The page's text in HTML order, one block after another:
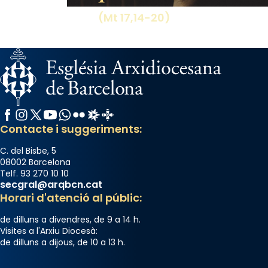
missa d’acció de gràcies en agraïment al
comitè organitzador de la visita apostòlica
col·laboradors, a la Catedral de Barcelona.
L’arquebisbe de Barcelona, el cardenal Joan
Josep Omella, ha presidit la missa i l’ha
concelebrat el bisbe auxiliar de Barcelona,
Mons. David Abadías.
Photo
View on Facebook Share
Arquebisbat de Barcelona
2 weeks ago
Memòria de les santes Juliana i
(Mt 17,14-20)
Facebook
Instagram
X / Twitter
YouTube
WhatsApp
FlickrRadio Estel
Catalunya Cristiana
Contacte i suggeriments:
C. del Bisbe, 5
08002 Barcelona
Telf. 93 270 10 10
secgral@arqbcn.cat
Horari d'atenció al públic:
de dilluns a divendres, de 9 a 14 h.
Visites a l'Arxiu Diocesà:
de dilluns a dijous, de 10 a 13 h.